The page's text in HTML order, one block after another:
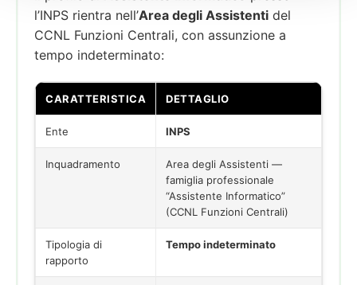
l’INPS rientra nell’Area degli Assistenti del
CCNL Funzioni Centrali, con assunzione a
tempo indeterminato:
CARATTERISTICA DETTAGLIO
Ente INPS
Inquadramento
Area degli Assistenti —
famiglia professionale
“Assistente Informatico”
(CCNL Funzioni Centrali)
Tipologia di
rapporto
Tempo indeterminato